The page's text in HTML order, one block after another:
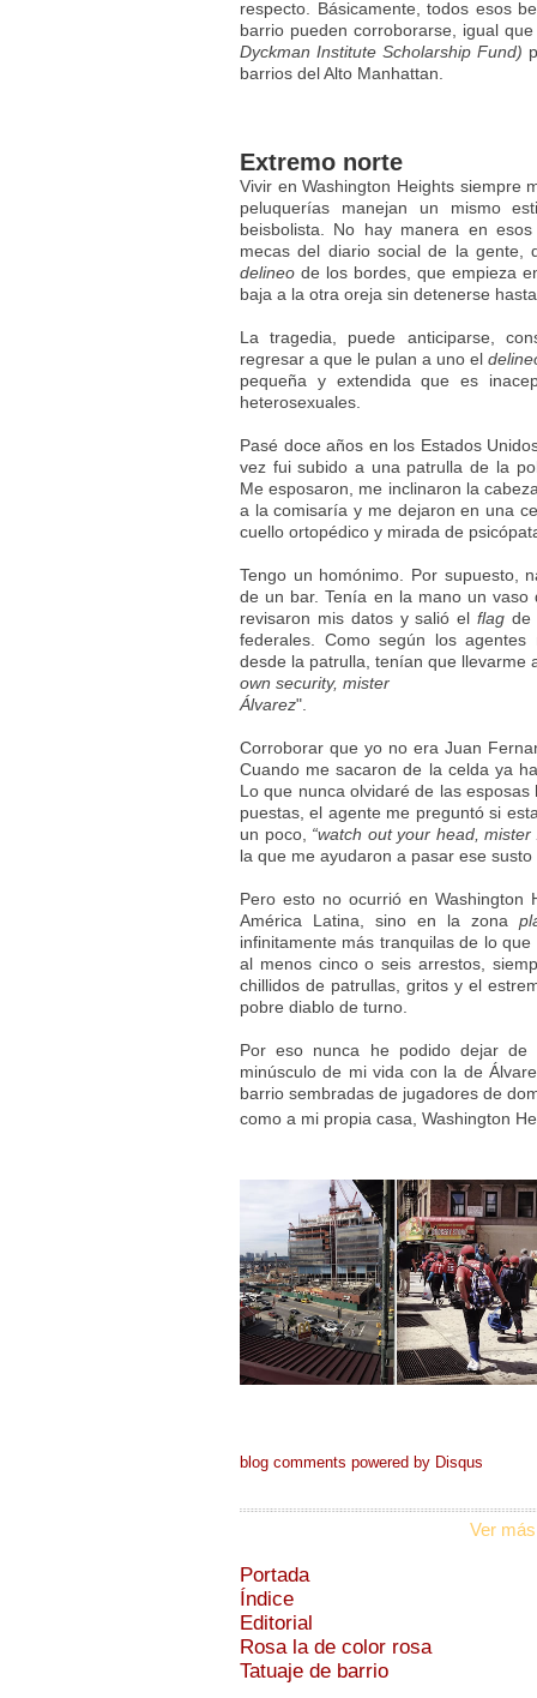
respecto. Básicamente, todos esos
barrio pueden corroborarse, igual
Dyckman Institute Scholarship Fund)
barrios del Alto Manhattan.
Extremo norte
Vivir en Washington Heights siempre
peluquerías manejan un mismo
beisbolista. No hay manera en
mecas del diario social de la
delineo de los bordes, que empieza
baja a la otra oreja sin detenerse
La tragedia, puede anticiparse,
regresar a que le pulan a uno el
pequeña y extendida que es
heterosexuales.
Pasé doce años en los Estados
vez fui subido a una patrulla de la
Me esposaron, me inclinaron la
a la comisaría y me dejaron en una
cuello ortopédico y mirada de
Tengo un homónimo. Por supuesto,
de un bar. Tenía en la mano un
revisaron mis datos y salió elflag de
federales. Como según los
desde la patrulla, tenían que llevarme
own security, mister
Álvarez".
Corroborar que yo no era Juan
Cuando me sacaron de la celda ya
Lo que nunca olvidaré de las
puestas, el agente me preguntó si
un poco, “watch out your head, mister
la que me ayudaron a pasar ese
Pero esto no ocurrió en
América Latina, sino en la zona
infinitamente más tranquilas de lo
al menos cinco o seis arrestos,
chillidos de patrullas, gritos y el
pobre diablo de turno.
Por eso nunca he podido dejar de
minúsculo de mi vida con la de
barrio sembradas de jugadores de
como a mi propia casa, Washington
blog comments powered by Disqus
Ver
Portada
Índice
Editorial
Rosa la de color rosa
Tatuaje de barrio